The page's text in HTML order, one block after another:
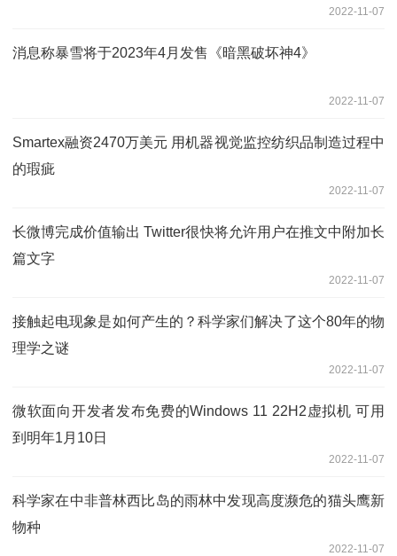
2022-11-07
消息称暴雪将于2023年4月发售《暗黑破坏神4》
2022-11-07
Smartex融资2470万美元 用机器视觉监控纺织品制造过程中
的瑕疵
2022-11-07
长微博完成价值输出 Twitter很快将允许用户在推文中附加长
篇文字
2022-11-07
接触起电现象是如何产生的？科学家们解决了这个80年的物
理学之谜
2022-11-07
微软面向开发者发布免费的Windows 11 22H2虚拟机 可用
到明年1月10日
2022-11-07
科学家在中非普林西比岛的雨林中发现高度濒危的猫头鹰新
物种
2022-11-07